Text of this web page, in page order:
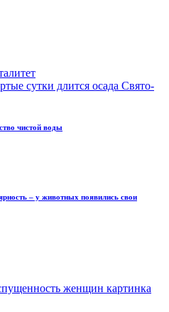
чистой воды
– у животных появились свои